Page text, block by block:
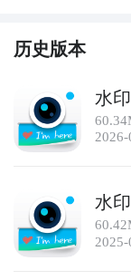
助您为照片增加
9. 《漫画相机
风格，让您的
动。
多种拍摄模式
可以在这款APP
历史版本
水
2026-
水